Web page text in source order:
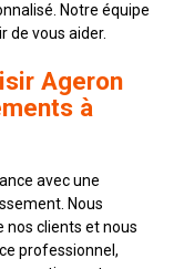
Notre équipe
de vous aider.
Ageron
à
avec une
Nous
nos clients et nous
professionnel,